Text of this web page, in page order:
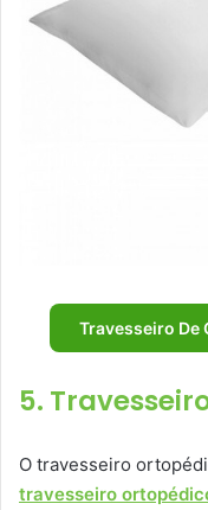
Travesseiro De
5.
O travesseiro
travesseiro